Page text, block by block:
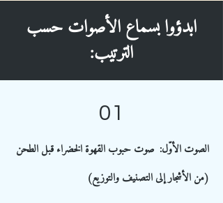
ابدؤوا بسماع الأصوات حسب
الترتيب:
01
الصوت الأوّل: صوت حبوب القهوة الخضراء قبل الطحن
(من الأشجار إلى التصنيف والتوزيع)